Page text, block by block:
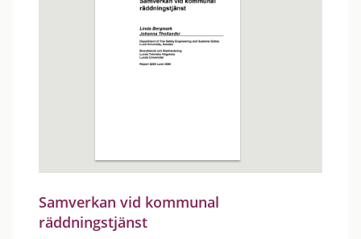
Samverkan vid kommunal
räddningstjänst